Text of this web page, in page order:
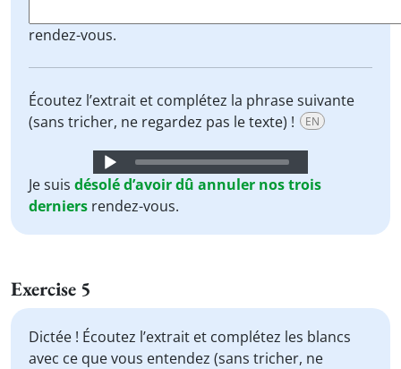
rendez-vous.
Écoutez l’extrait et complétez la phrase suivante
(sans tricher, ne regardez pas le texte) !
EN
Audio
Player
Je suis désoléd’avoir dû annuler nostrois
derniers rendez-vous.
Exercise 5
Dictée ! Écoutez l’extrait et complétez les blancs
avec ce que vous entendez (sans tricher, ne